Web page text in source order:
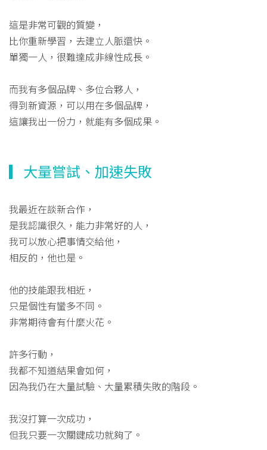
這是非常可觀的質變，
比你重新學習，去建立人脈還快。
單獨一人，很難達成非線性成長。
而我有多個品牌、多位合夥人，
得到新資源，可以用在多個品牌，
這讓我出一份力，就能有多個成果。
▎大量嘗試、加速失敗
我最近在談新合作，
是我認識很久，能力非常好的人，
我可以放心把事情交給他，
相反的，他也是。
他的技能跟我相近，
只是個性有蠻多不同。
非常期待會有什麼火花。
許多行動，
我都不知道結果會如何，
因為我仍在大量試驗、大量累積失敗的階段。
我沒打算一次成功，
但我只要一次關鍵成功就夠了。